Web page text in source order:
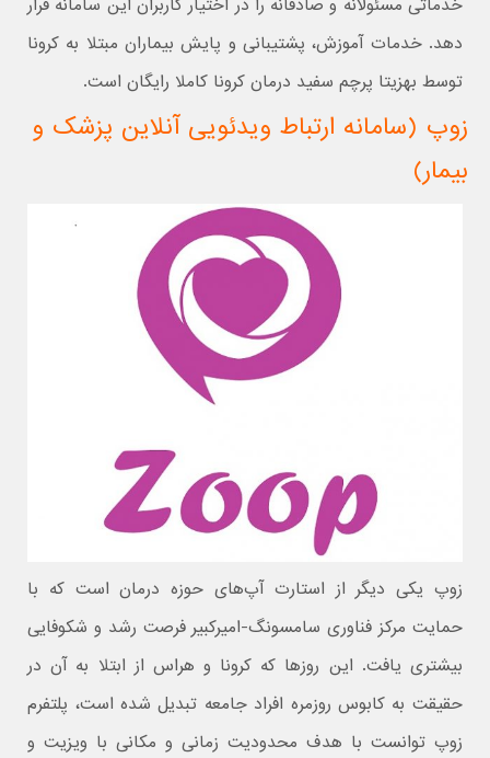
خدماتی مسئولانه و صادقانه را در اختیار کاربران این سامانه قرار
دهد. خدمات آموزش، پشتیبانی و پایش بیماران مبتلا به کرونا
توسط بهزیتا پرچم سفید درمان کرونا کاملا رایگان است.
زوپ (سامانه ارتباط ویدئویی آنلاین پزشک و
بیمار)
زوپ یکی دیگر از استارت آپ‌های حوزه درمان است که با
حمایت مرکز فناوری سامسونگ-امیرکبیر فرصت رشد و شکوفایی
بیشتری یافت. این روزها که کرونا و هراس از ابتلا به آن در
حقیقت به کابوس روزمره افراد جامعه تبدیل شده است، پلتفرم
زوپ توانست با هدف محدودیت زمانی و مکانی با ویزیت و